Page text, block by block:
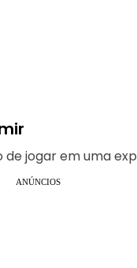
jogar em uma
ANÚNCIOS